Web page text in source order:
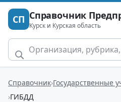
СП Справочник
Курск и Курская область
Справочник Государственные
ГИБДД